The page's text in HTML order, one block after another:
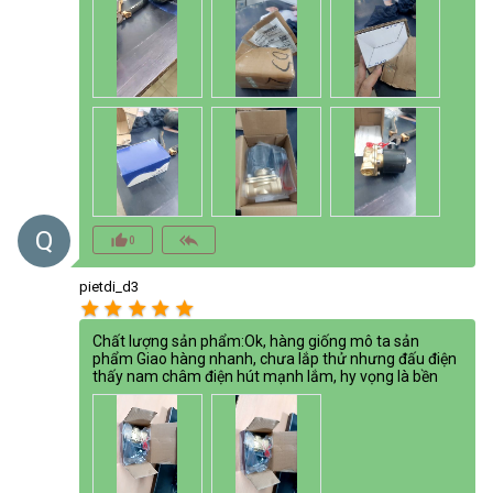
Q thumb_up_alt0 reply_all
pietdi_d3
star star star star star
Chất lượng sản phẩm:Ok, hàng giống mô ta sản
phẩm Giao hàng nhanh, chưa lắp thử nhưng đấu điện
thấy nam châm điện hút mạnh lắm, hy vọng là bền